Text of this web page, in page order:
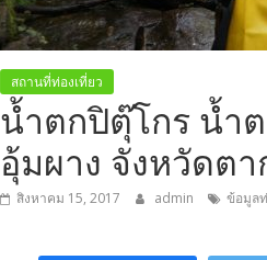
สถานที่ท่องเที่ยว
น้ำตกปิตุ๊โกร น้ำ
อุ้มผาง จังหวัดตา
สิงหาคม 15, 2017 admin ข้อมูล